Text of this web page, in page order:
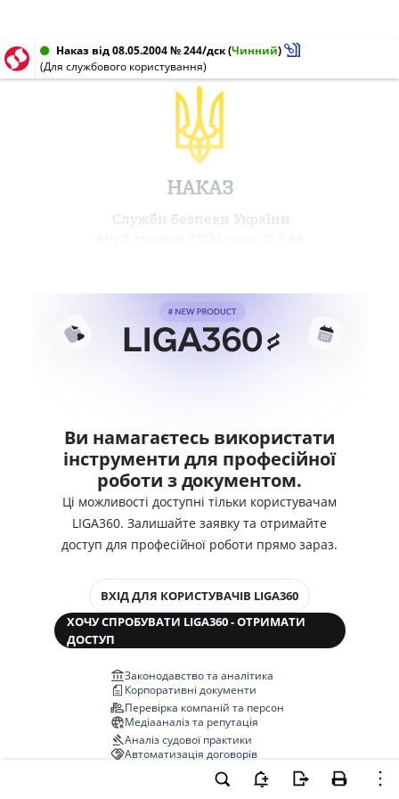
Наказ від 08.05.2004 № 244/дск(Чинний)
(Для службового користування)
НАКАЗ
Служби безпеки України
Ви намагаєтесь використати
інструменти для професійної
роботи з документом.
Ці можливості доступні тільки користувачам
LIGA360. Залишайте заявку та отримайте
доступ для професійної роботи прямо зараз.
ВХІД ДЛЯ КОРИСТУВАЧІВ LIGA360
ХОЧУ СПРОБУВАТИ LIGA360 - ОТРИМАТИ
ДОСТУП
Законодавство та аналітика
Корпоративні документи
Перевірка компаній та персон
Медіааналіз та репутація
Аналіз судової практики
Автоматизація договорів